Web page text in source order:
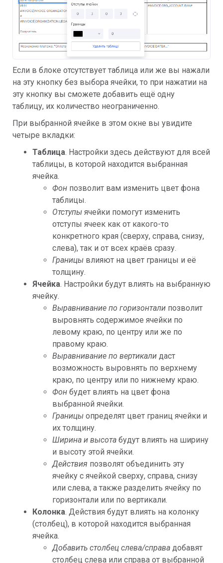
Если в блоке отсутствует таблица или же вы нажали
на эту кнопку без выбора ячейки, то при нажатии на
эту кнопку вы сможете добавить ещё одну
таблицу, их количество неограниченно.
При выбранной ячейке в этом окне вы увидите
четыре вкладки:
Таблица. Настройки здесь действуют для всей
таблицы, в которой находится выбранная
ячейка.
Фон позволит вам изменить цвет фона
таблицы.
Отступы ячейки помогут изменить
отступы ячеек как от какого-то
конкретного края (сверху, справа, снизу,
слева), так и от всех краёв сразу.
Границы влияют на цвет границы и её
толщину.
Ячейка. Настройки будут влиять на выбранную
ячейку.
Выравнивание по горизонтали позволит
выровнять содержимое ячейки по
левому краю, по центру или же по
правому краю.
Выравнивание по вертикали даст
возможность выровнять по верхнему
краю, по центру или по нижнему краю.
Фон будет влиять на цвет фона
выбранной ячейки.
Границы определят цвет границ ячейки и
их толщину.
Ширина и высота будут влиять на ширину
и высоту этой ячейки.
Действия позволят объединить эту
ячейку с ячейкой сверху, справа, снизу
или слева, а также разделить ячейку по
горизонтали или по вертикали.
Колонка. Действия будут влиять на колонку
(столбец), в которой находится выбранная
ячейка.
Добавить столбец слева/справа добавят
столбец слева или справа от выбранной